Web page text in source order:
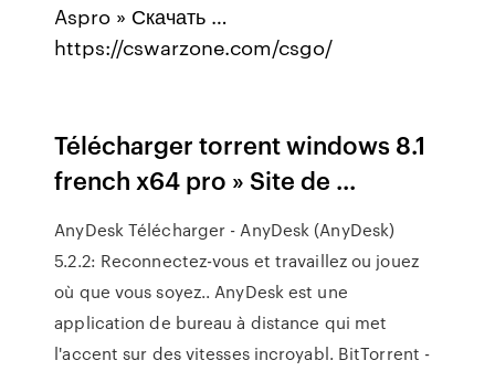
Aspro » Скачать …
https://cswarzone.com/csgo/
Télécharger torrent windows 8.1
french x64 pro » Site de ...
AnyDesk Télécharger - AnyDesk (AnyDesk)
5.2.2: Reconnectez-vous et travaillez ou jouez
où que vous soyez.. AnyDesk est une
application de bureau à distance qui met
l'accent sur des vitesses incroyabl. BitTorrent -